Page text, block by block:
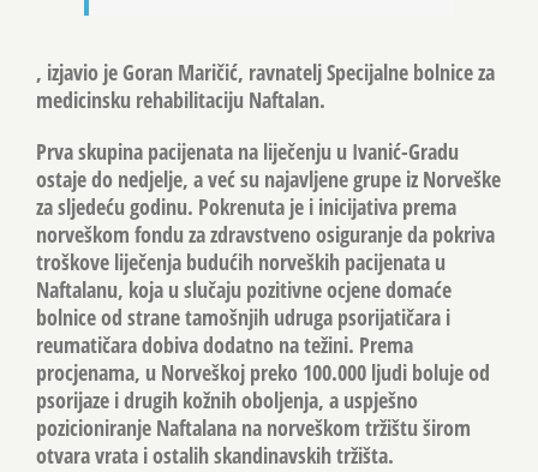
, izjavio je Goran Maričić, ravnatelj Specijalne bolnice za
medicinsku rehabilitaciju Naftalan.
Prva skupina pacijenata na liječenju u Ivanić-Gradu
ostaje do nedjelje, a već su najavljene grupe iz Norveške
za sljedeću godinu. Pokrenuta je i inicijativa prema
norveškom fondu za zdravstveno osiguranje da pokriva
troškove liječenja budućih norveških pacijenata u
Naftalanu, koja u slučaju pozitivne ocjene domaće
bolnice od strane tamošnjih udruga psorijatičara i
reumatičara dobiva dodatno na težini. Prema
procjenama, u Norveškoj preko 100.000 ljudi boluje od
psorijaze i drugih kožnih oboljenja, a uspješno
pozicioniranje Naftalana na norveškom tržištu širom
otvara vrata i ostalih skandinavskih tržišta.